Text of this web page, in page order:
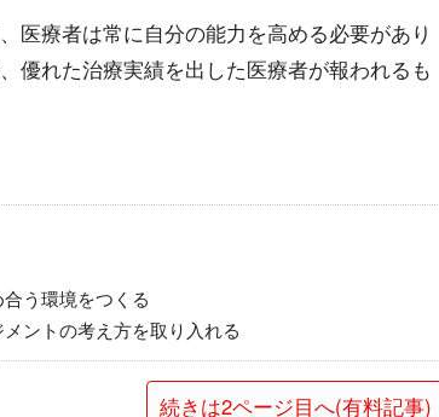
医療者は常に自分の能力を高める必要があり
優れた治療実績を出した医療者が報われるも
う環境をつくる
ントの考え方を取り入れる
続きは2ページ目へ(有料記事)